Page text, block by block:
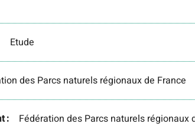
Etude
des Parcs naturels régionaux de France
Fédération des Parcs naturels régionaux